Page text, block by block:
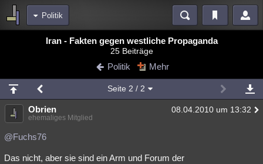
Politik
Blogs
Chat Wiki Neuigkeiten
meine Rubriken
Menschen Mystery Kriminalfälle
Spiritualität
Natur Umfragen Unterhaltung
Iran - Fakten gegen westliche Propaganda
25 Beiträge
Politik Mehr
Seite 2 / 2
Obrien 08.04.2010 um 13:32
ehemaliges Mitglied
@Fuchs76
Das nicht, aber sie sind ein Arm und Forum der